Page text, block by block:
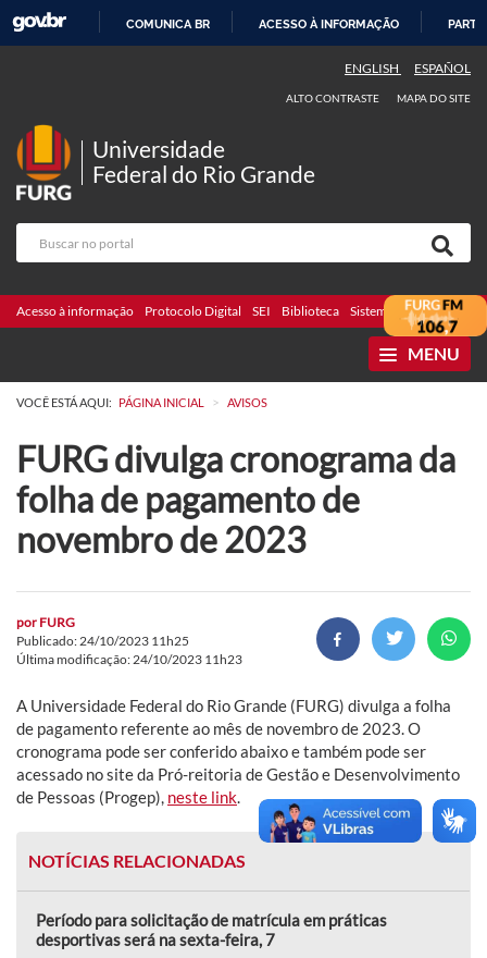
COMUNICA BR ACESSO À INFORMAÇÃO
ENGLISH ESPAÑOL
ALTO CONTRASTE MAPA DO SITE
Universidade
Federal do Rio Grande
Acesso à informação Protocolo Digital SEI Biblioteca Sistemas Webmail
MENU
VOCÊ ESTÁ AQUI: PÁGINA INICIAL > AVISOS
FURG divulga cronograma da
folha de pagamento de
novembro de 2023
por FURG
Publicado: 24/10/2023 11h25
Última modificação: 24/10/2023 11h23
A Universidade Federal do Rio Grande (FURG) divulga a folha
de pagamento referente ao mês de novembro de 2023. O
cronograma pode ser conferido abaixo e também pode ser
acessado no site da Pró-reitoria de Gestão e Desenvolvimento
de Pessoas (Progep), neste link
NOTÍCIAS RELACIONADAS
Período para solicitação de matrícula em práticas
desportivas será na sexta-feira, 7